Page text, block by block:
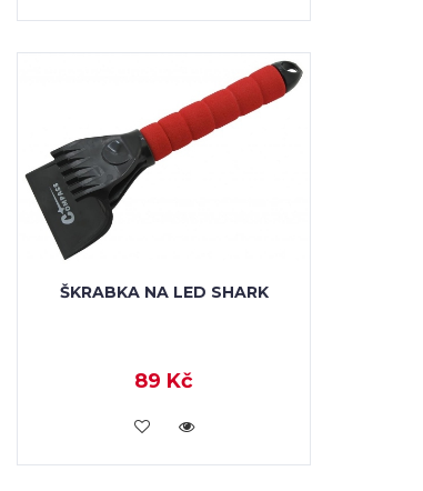
ŠKRABKA NA LED SHARK
89 Kč
VLOŽIT DO KOŠÍKU